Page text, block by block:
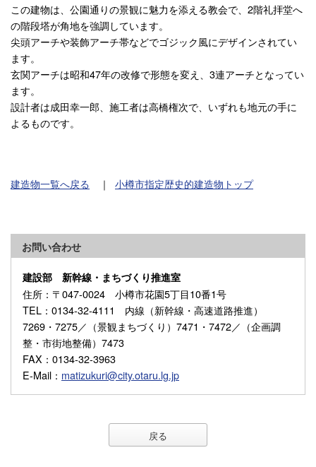
この建物は、公園通りの景観に魅力を添える教会で、2階礼拝堂へ
の階段塔が角地を強調しています。
尖頭アーチや装飾アーチ帯などでゴジック風にデザインされてい
ます。
玄関アーチは昭和47年の改修で形態を変え、3連アーチとなってい
ます。
設計者は成田幸一郎、施工者は高橋権次で、いずれも地元の手に
よるものです。
建造物一覧へ戻る ｜ 小樽市指定歴史的建造物トップ
お問い合わせ
建設部 新幹線・まちづくり推進室
住所 ：〒047-0024 小樽市花園5丁目10番1号
TEL ：0134-32-4111 内線（新幹線・高速道路推進）
7269・7275／（景観まちづくり）7471・7472／（企画調
整・市街地整備）7473
FAX ：0134-32-3963
E-Mail ： matizukuri@city.otaru.lg.jp
戻る